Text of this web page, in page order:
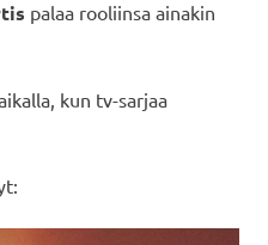
palaa rooliinsa ainakin
kun tv-sarjaa